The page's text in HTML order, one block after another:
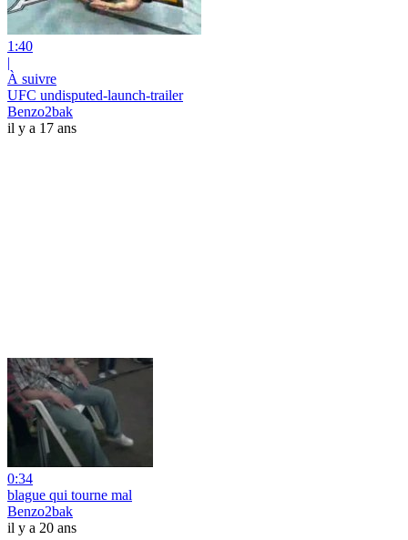
1:40
|
À suivre
UFC undisputed-launch-trailer
Benzo2bak
il y a 17 ans
0:34
blague qui tourne mal
Benzo2bak
il y a 20 ans